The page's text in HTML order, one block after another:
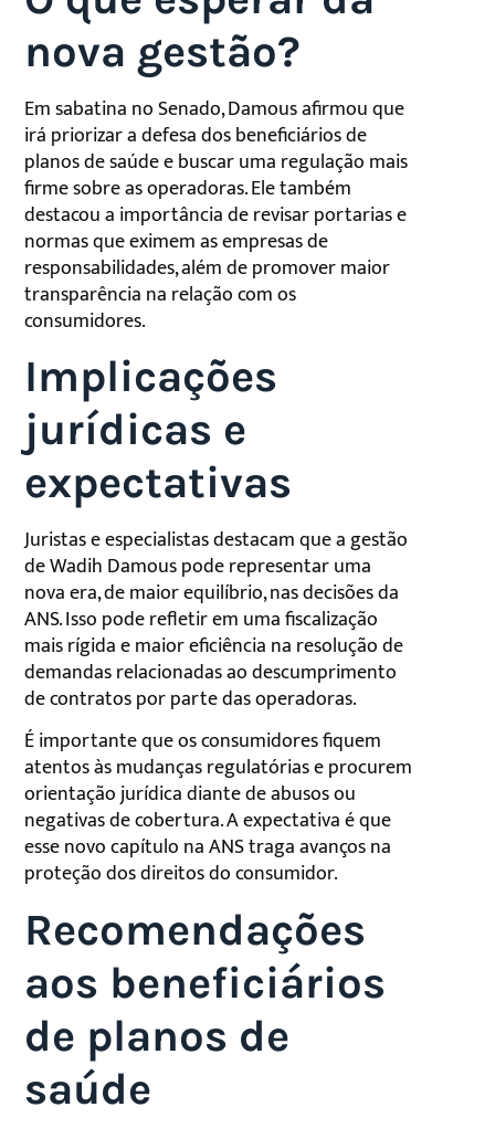
nova gestão?
Em sabatina no Senado, Damous afirmou que
irá priorizar a defesa dos beneficiários de
planos de saúde e buscar uma regulação mais
firme sobre as operadoras. Ele também
destacou a importância de revisar portarias e
normas que eximem as empresas de
responsabilidades, além de promover maior
transparência na relação com os
consumidores.
Implicações
jurídicas e
expectativas
Juristas e especialistas destacam que a gestão
de Wadih Damous pode representar uma
nova era, de maior equilíbrio, nas decisões da
ANS. Isso pode refletir em uma fiscalização
mais rígida e maior eficiência na resolução de
demandas relacionadas ao descumprimento
de contratos por parte das operadoras.
É importante que os consumidores fiquem
atentos às mudanças regulatórias e procurem
orientação jurídica diante de abusos ou
negativas de cobertura. A expectativa é que
esse novo capítulo na ANS traga avanços na
proteção dos direitos do consumidor.
Recomendações
aos beneficiários
de planos de
saúde